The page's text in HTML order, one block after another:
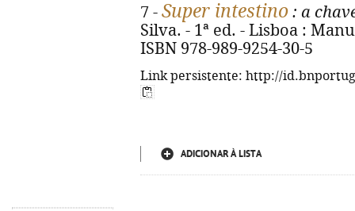
7 - Super intestino : a
Silva. - 1ª ed. - Lisboa :
ISBN 978-989-9254-30-5
Link persistente: http://
ADICIONAR À LISTA